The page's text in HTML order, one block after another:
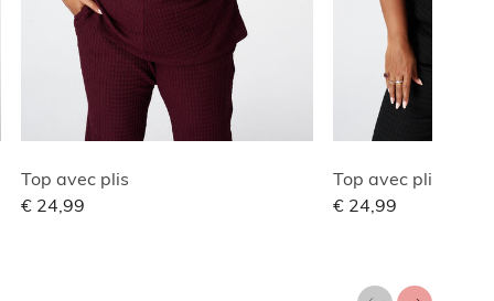
Top avec plis
€ 24,99
Top avec plis
€ 24,99